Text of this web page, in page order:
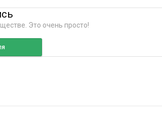
Это очень просто!